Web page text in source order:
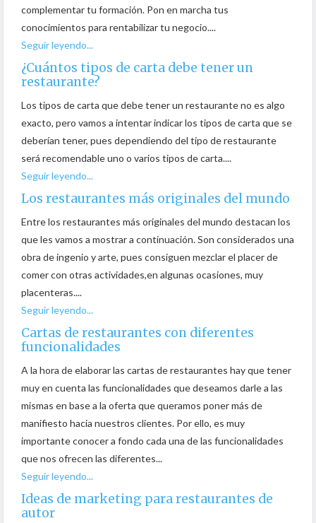
complementar tu formación. Pon en marcha tus
conocimientos para rentabilizar tu negocio....
Seguir leyendo...
¿Cuántos tipos de carta debe tener un
restaurante?
Los tipos de carta que debe tener un restaurante no es algo
exacto, pero vamos a intentar indicar los tipos de carta que se
deberían tener, pues dependiendo del tipo de restaurante
será recomendable uno o varios tipos de carta....
Seguir leyendo...
Los restaurantes más originales del mundo
Entre los restaurantes más originales del mundo destacan los
que les vamos a mostrar a continuación. Son considerados una
obra de ingenio y arte, pues consiguen mezclar el placer de
comer con otras actividades,en algunas ocasiones, muy
placenteras....
Seguir leyendo...
Cartas de restaurantes con diferentes
funcionalidades
A la hora de elaborar las cartas de restaurantes hay que tener
muy en cuenta las funcionalidades que deseamos darle a las
mismas en base a la oferta que queramos poner más de
manifiesto hacia nuestros clientes. Por ello, es muy
importante conocer a fondo cada una de las funcionalidades
que nos ofrecen las diferentes...
Seguir leyendo...
Ideas de marketing para restaurantes de
autor